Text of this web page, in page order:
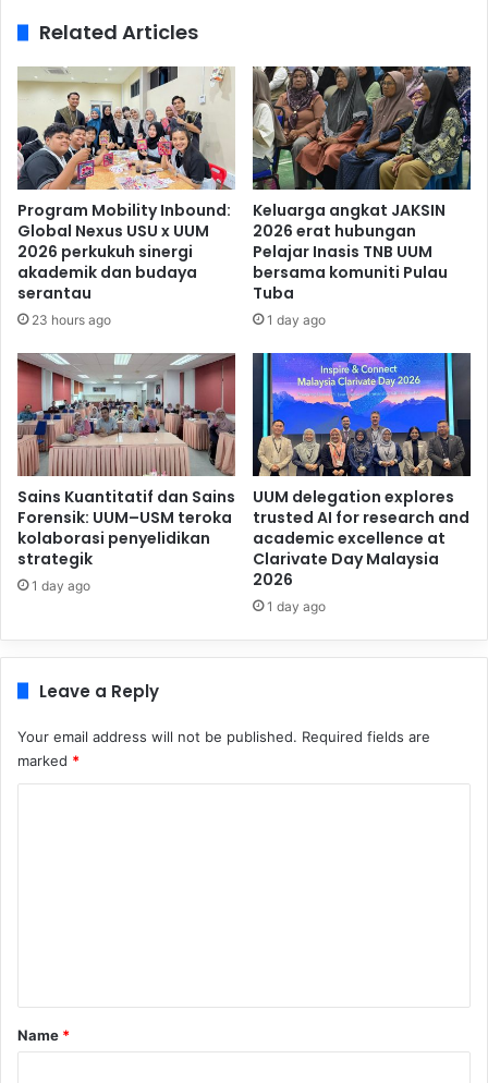
Related Articles
Program Mobility Inbound:
Global Nexus USU x UUM
2026 perkukuh sinergi
akademik dan budaya
serantau
23 hours ago
Keluarga angkat JAKSIN
2026 erat hubungan
Pelajar Inasis TNB UUM
bersama komuniti Pulau
Tuba
1 day ago
Sains Kuantitatif dan Sains
Forensik: UUM–USM teroka
kolaborasi penyelidikan
strategik
1 day ago
UUM delegation explores
trusted AI for research and
academic excellence at
Clarivate Day Malaysia
2026
1 day ago
Leave a Reply
Your email address will not be published. Required fields are
marked *
*
Name *